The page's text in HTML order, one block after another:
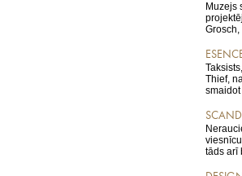
Muzejs
Thief,
tāds arī